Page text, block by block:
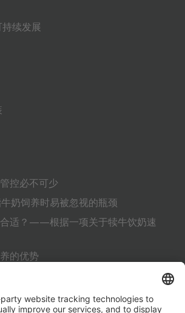
续发展
控必不可少
奶饲养时易被忽视的瓶颈
适？——根据一项关于犊牛饮奶速
的优势
(SOP) 为犊牛的成功饲养铺平道路